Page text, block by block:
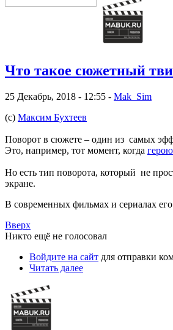
Что такое сюжетный
25 Декабрь, 2018 - 12:55 - Mak_Sim
(c) Максим Бухтеев
Поворот в сюжете – один из самых
Это, например, тот момент, когда
Но есть тип поворота, который не
экране.
В современных фильмах и сериалах
Вверх
Никто ещё не голосовал
Войдите на сайт для отправки
Читать далее